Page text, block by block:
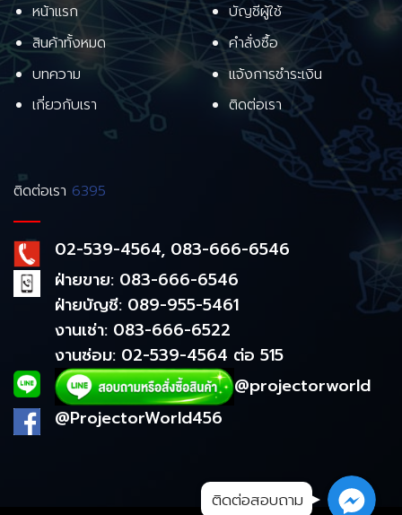
หน้าแรก
สินค้าทั้งหมด
บทความ
เกี่ยวกับเรา
บัญชีผู้ใช้
คำสั่งซื้อ
แจ้งการชำระเงิน
ติดต่อเรา
ติดต่อเรา 6395
02-539-4564, 083-666-6546
ฝ่ายขาย: 083-666-6546
ฝ่ายบัญชี: 089-955-5461
งานเช่า: 083-666-6522
งานซ่อม: 02-539-4564 ต่อ 515
@projectorworld
@ProjectorWorld456
ติดต่อสอบถาม